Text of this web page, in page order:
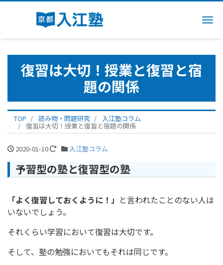
復習は大切！授業と復習と宿
題の関係
TOP 読み物・問題研究 入江塾コラム
復習は大切！授業と復習と宿題の関係
2020-01-10 入江塾コラム
予習型の塾と復習型の塾
「よく復習しておくように！」 と言われたことのない人は
いないでしょう。
それくらい学習において復習は大切です。
そして、塾の勉強においてもそれは同じです。